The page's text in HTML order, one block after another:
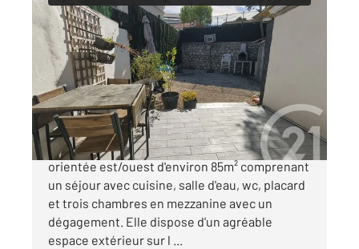
MARSEILLE 13013
85,68 m2, 4 pièces
Ref : 67971
Maison à vendre
249 000 €
LES JARDINS DE ST JUST - Maison mitoyenne
orientée est/ouest d'environ 85m² comprenant
un séjour avec cuisine, salle d'eau, wc, placard
et trois chambres en mezzanine avec un
dégagement. Elle dispose d'un agréable
espace extérieur sur l ...